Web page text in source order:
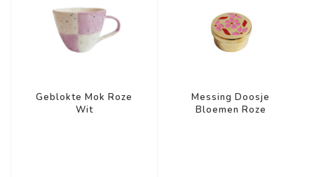
Geblokte Mok Roze
Wit
Messing Doosje
Bloemen Roze